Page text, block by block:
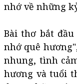
nhớ về những
Bài thơ bắt
nhớ quê
nhung, tình
hương và tuổi